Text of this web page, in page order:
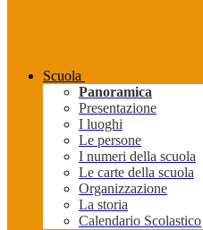
Scuola
Panoramica
Presentazione
I luoghi
Le persone
I numeri della scuola
Le carte della scuola
Organizzazione
La storia
Calendario Scolastico